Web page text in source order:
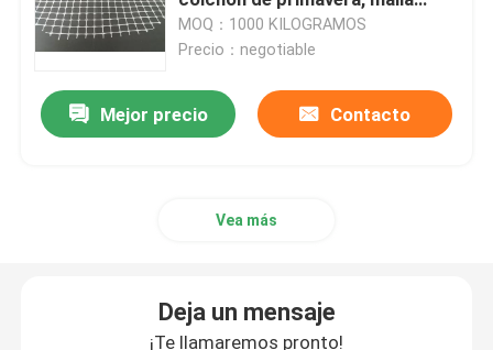
Red de la acuicultura
Red plástica industrial
red de la cerca de los ciervos
plástica industrial
MOQ：1000 KILOGRAMOS
Precio：negotiable
Mejor precio Contacto
Vea más
Deja un mensaje
¡Te llamaremos pronto!